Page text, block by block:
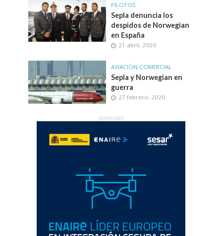
PILOTOS
Sepla denuncia los
despidos de Norwegian
en España
21 abril, 2020
AVIACIÓN COMERCIAL
Sepla y Norwegian en
guerra
27 febrero, 2020